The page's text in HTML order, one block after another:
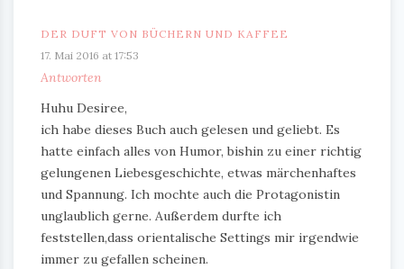
DER DUFT VON BÜCHERN UND KAFFEE
17. Mai 2016 at 17:53
Antworten
Huhu Desiree,
ich habe dieses Buch auch gelesen und geliebt. Es
hatte einfach alles von Humor, bishin zu einer richtig
gelungenen Liebesgeschichte, etwas märchenhaftes
und Spannung. Ich mochte auch die Protagonistin
unglaublich gerne. Außerdem durfte ich
feststellen,dass orientalische Settings mir irgendwie
immer zu gefallen scheinen.